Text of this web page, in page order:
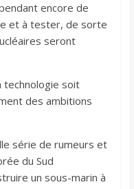
encore de
et à tester, de sorte
seront
technologie soit
des ambitions
série de rumeurs et
du Sud
un sous-marin à